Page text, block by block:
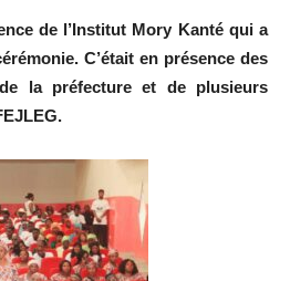
de l’Institut Mory Kanté qui a
C’était en présence des
la préfecture et de plusieurs